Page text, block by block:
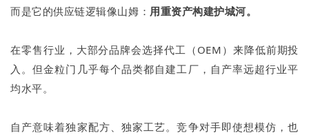
而是它的供应链逻辑像山姆： 用重资产构建护城河。
在零售行业，大部分品牌会选择代工（OEM）来降低前期投
入。但金粒门几乎每个品类都自建工厂，自产率远超行业平
均水平。
自产意味着独家配方、独家工艺。竞争对手即使想模仿，也